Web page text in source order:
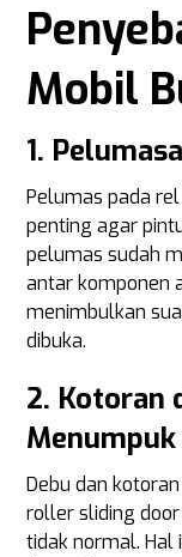
Mobil
1.
Pelumas pada
penting agar
pelumas sudah
antar komponen
menimbulkan
dibuka.
2. Kotoran
Menumpuk
Debu dan
roller sliding
tidak normal. Hal